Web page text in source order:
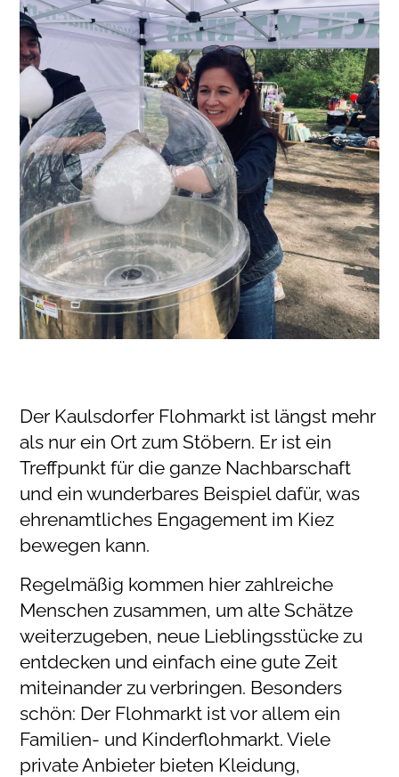
Der Kaulsdorfer Flohmarkt ist längst mehr
als nur ein Ort zum Stöbern. Er ist ein
Treffpunkt für die ganze Nachbarschaft
und ein wunderbares Beispiel dafür, was
ehrenamtliches Engagement im Kiez
bewegen kann.
Regelmäßig kommen hier zahlreiche
Menschen zusammen, um alte Schätze
weiterzugeben, neue Lieblingsstücke zu
entdecken und einfach eine gute Zeit
miteinander zu verbringen. Besonders
schön: Der Flohmarkt ist vor allem ein
Familien- und Kinderflohmarkt. Viele
private Anbieter bieten Kleidung,